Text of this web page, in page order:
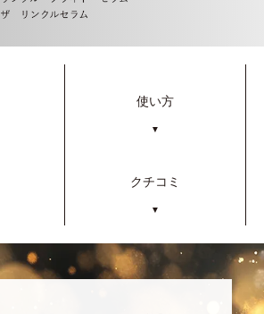
使い方
▼
クチコミ
▼